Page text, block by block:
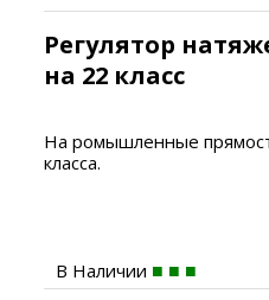
Регулятор
на 22 класс
На ромышленные
класса.
В Наличии